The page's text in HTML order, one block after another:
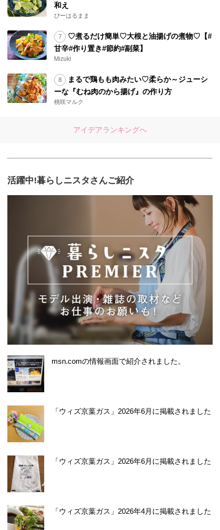
和え
ぴーはるまま
♡煮るだけ簡単♡大根と油揚げの煮物♡【#
甘辛#作り置き#節約#副菜】
Mizuki
まるで鶏もも肉みたい♡柔らか～ジューシ
ーな『むね肉のから揚げ』の作り方
桃咲マルク
アイデアランキングへ
活躍中!暮らしニスタさんご紹介
msn.comの情報画面で紹介されました。
「ウィズ京葉ガス」2026年6月に掲載されました
「ウィズ京葉ガス」2026年6月に掲載されました
「ウィズ京葉ガス」2026年4月に掲載されました